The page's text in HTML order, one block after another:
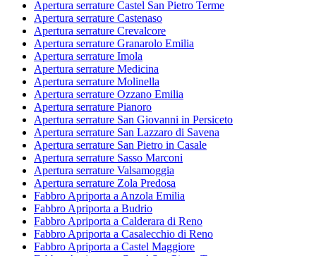
Apertura serrature Castel San Pietro Terme
Apertura serrature Castenaso
Apertura serrature Crevalcore
Apertura serrature Granarolo Emilia
Apertura serrature Imola
Apertura serrature Medicina
Apertura serrature Molinella
Apertura serrature Ozzano Emilia
Apertura serrature Pianoro
Apertura serrature San Giovanni in Persiceto
Apertura serrature San Lazzaro di Savena
Apertura serrature San Pietro in Casale
Apertura serrature Sasso Marconi
Apertura serrature Valsamoggia
Apertura serrature Zola Predosa
Fabbro Apriporta a Anzola Emilia
Fabbro Apriporta a Budrio
Fabbro Apriporta a Calderara di Reno
Fabbro Apriporta a Casalecchio di Reno
Fabbro Apriporta a Castel Maggiore